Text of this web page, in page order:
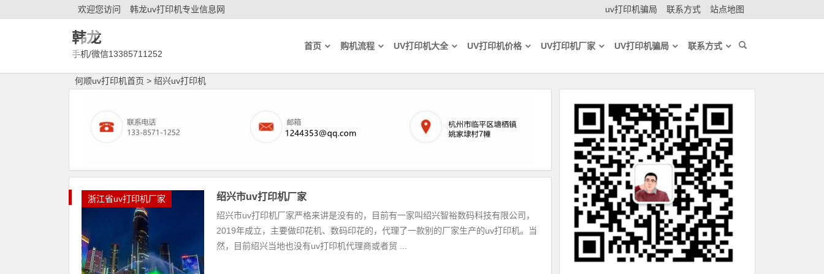
欢迎您访问 韩龙uv打印机专业信息网 uv打印机骗局 联系方式 站点地图
韩龙
手机/微信13385711252
首页 购机流程 UV打印机大全 UV打印机价格 UV打印机厂家 UV打印机骗局 联系方式
何顺uv打印机首页 > 绍兴uv打印机
浙江省uv打印机厂家 绍兴市uv打印机厂家
绍兴市uv打印机厂家严格来讲是没有的，目前有一家叫绍兴智裕数码科技有限公司，
2019年成立，主要做印花机、数码印花的，代理了一款别的厂家生产的uv打印机。当
然，目前绍兴当地也没有uv打印机代理商或者贸 ...